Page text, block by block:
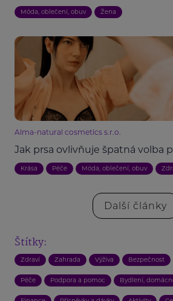
Móda, oblečení, obuv Žena
Alma-natural cosmetics s.r.o.
Jak prsa ovlivňuje špatná volba
Krása Péče Móda, oblečení, obuv
Další články
Štítky:
Zdraví Zahrada Výživa Bezpečnost
Péče Podpora a pomoc Bydlení,